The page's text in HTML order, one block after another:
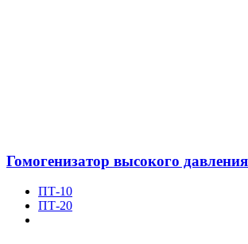
Гомогенизатор высокого
ПТ-10
ПТ-20